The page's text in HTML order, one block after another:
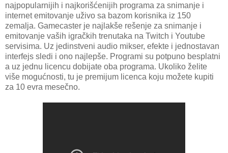
najpopularnijih i najkorišćenijih programa za snimanje i
internet emitovanje uživo sa bazom korisnika iz 150
zemalja. Gamecaster je najlakše rešenje za snimanje i
emitovanje vaših igračkih trenutaka na Twitch i Youtube
servisima. Uz jedinstveni audio mikser, efekte i jednostavan
interfejs sledi i ono najlepše. Programi su potpuno besplatni
a uz jednu licencu dobijate oba programa. Ukoliko želite
više mogućnosti, tu je premijum licenca koju možete kupiti
za 10 evra mesečno.